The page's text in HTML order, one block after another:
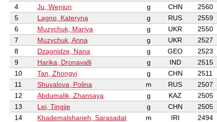
4
Ju, Wenjun g CHN
2560
5
Lagno, Kateryna g RUS
2559
6
Muzychuk, Mariya g UKR
2550
7
Muzychuk, Anna g UKR
2527
8
Dzagnidze, Nana g GEO
2523
9
Harika, Dronavalli g IND
2515
10
Tan, Zhongyi g CHN
2511
11
Shuvalova, Polina m RUS
2507
12
Abdumalik, Zhansaya g KAZ
2505
13
Lei, Tingjie g CHN
2505
14
Khademalsharieh, Sarasadat m IRI
2494